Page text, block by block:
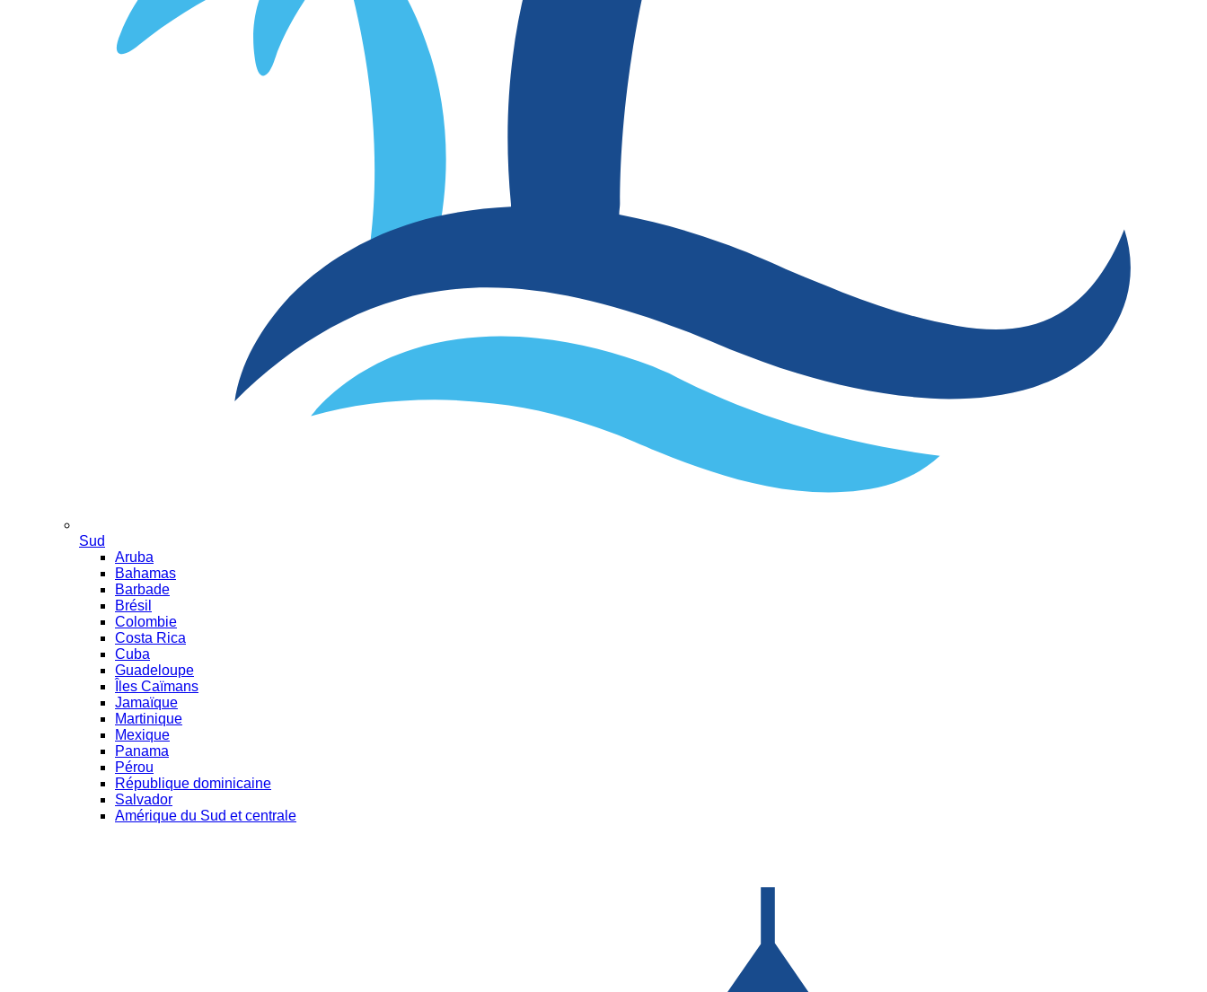
Sud
Aruba
Bahamas
Barbade
Brésil
Colombie
Costa Rica
Cuba
Guadeloupe
Îles Caïmans
Jamaïque
Martinique
Mexique
Panama
Pérou
République dominicaine
Salvador
Amérique du Sud et centrale